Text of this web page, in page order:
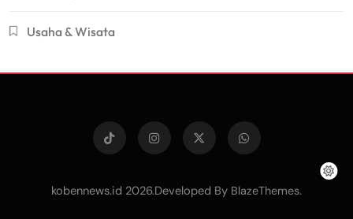
Usaha & Wisata
kobennews.id 2026.Developed By BlazeThemes.